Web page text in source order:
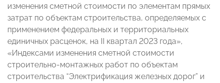
изменения сметной стоимости по элементам прямых
затрат по объектам строительства, определяемых с
применением федеральных и территориальных
единичных расценок, на II квартал 2023 года»,
«Индексами изменения сметной стоимости
строительно-монтажных работ по объектам
строительства “Электрификация железных дорог” и